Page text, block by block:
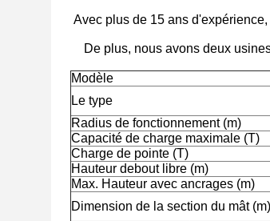
Avec plus de 15 ans
De plus, nous avons deux
Modèle
Le type
Radius de fonctionnement (m)
Capacité de charge maximale (T)
Charge de pointe (T)
Hauteur debout libre (m)
Max. Hauteur avec ancrages (m)
Dimension de la section du mât (m)